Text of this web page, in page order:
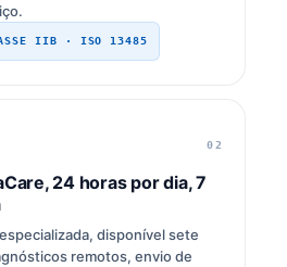
IIB · ISO 13485
02
24 horas por dia, 7
disponível sete
remotos, envio de